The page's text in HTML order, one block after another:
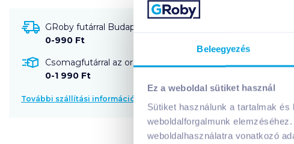
Beleegyezés
Ez a weboldal sütiket használ
Sütiket használunk a tartalmak
weboldalforgalmunk
weboldalhasználatra vonatkozó
GRoby futárral Budapestre és környékére szállítható
0-990 Ft
Csomagfutárral az ország egész területére szállítható!
0-1 990 Ft
További szállítási információk